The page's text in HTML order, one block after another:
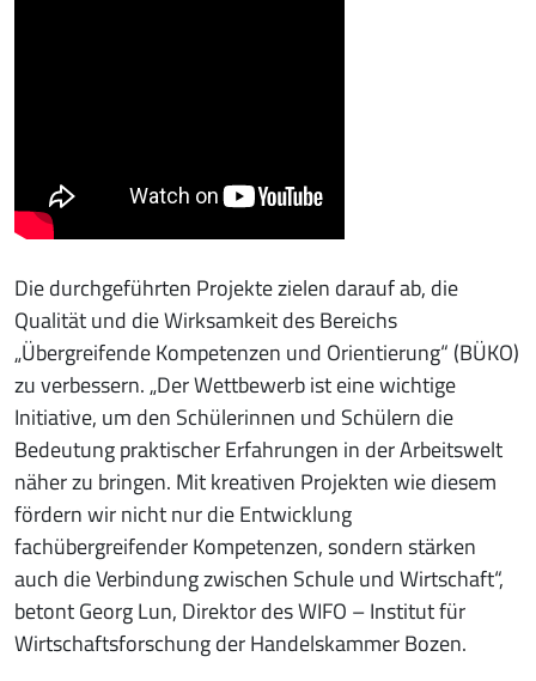
Die durchgeführten Projekte zielen darauf ab, die
Qualität und die Wirksamkeit des Bereichs
„Übergreifende Kompetenzen und Orientierung“ (BÜKO)
zu verbessern. „Der Wettbewerb ist eine wichtige
Initiative, um den Schülerinnen und Schülern die
Bedeutung praktischer Erfahrungen in der Arbeitswelt
näher zu bringen. Mit kreativen Projekten wie diesem
fördern wir nicht nur die Entwicklung
fachübergreifender Kompetenzen, sondern stärken
auch die Verbindung zwischen Schule und Wirtschaft“,
betont Georg Lun, Direktor des WIFO – Institut für
Wirtschaftsforschung der Handelskammer Bozen.